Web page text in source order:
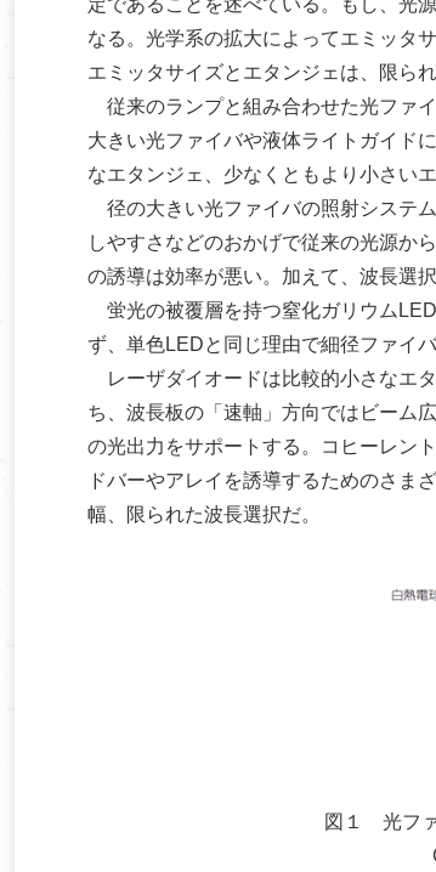
定であることを述べている。もし、光
なる。光学系の拡大によってエミッタ
エミッタサイズとエタンジェは、限ら
従来のランプと組み合わせた光ファ
大きい光ファイバや液体ライトガイド
なエタンジェ、少なくともより小さい
径の大きい光ファイバの照射システ
しやすさなどのおかげで従来の光源か
の誘導は効率が悪い。加えて、波長選
蛍光の被覆層を持つ窒化ガリウム
ず、単色LEDと同じ理由で細径ファイ
レーザダイオードは比較的小さなエ
ち、波長板の「速軸」方向ではビーム
の光出力をサポートする。コヒーレン
ドバーやアレイを誘導するためのさま
幅、限られた波長選択だ。
図１ 光ファ